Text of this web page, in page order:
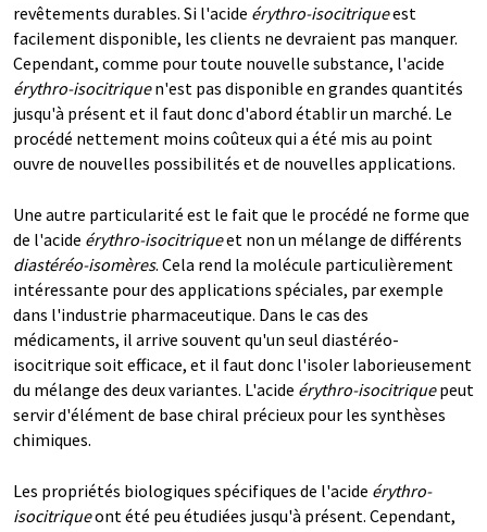
revêtements durables. Si l'acide érythro-isocitriqueest
facilement disponible, les clients ne devraient pas manquer.
Cependant, comme pour toute nouvelle substance, l'acide
érythro-isocitriquen'est pas disponible en grandes quantités
jusqu'à présent et il faut donc d'abord établir un marché. Le
procédé nettement moins coûteux qui a été mis au point
ouvre de nouvelles possibilités et de nouvelles applications.
Une autre particularité est le fait que le procédé ne forme que
de l'acide érythro-isocitriqueet non un mélange de différents
diastéréo-isomères. Cela rend la molécule particulièrement
intéressante pour des applications spéciales, par exemple
dans l'industrie pharmaceutique. Dans le cas des
médicaments, il arrive souvent qu'un seul diastéréo-
isocitrique soit efficace, et il faut donc l'isoler laborieusement
du mélange des deux variantes. L'acide érythro-isocitriquepeut
servir d'élément de base chiral précieux pour les synthèses
chimiques.
Les propriétés biologiques spécifiques de l'acide érythro-
isocitriqueont été peu étudiées jusqu'à présent. Cependant,